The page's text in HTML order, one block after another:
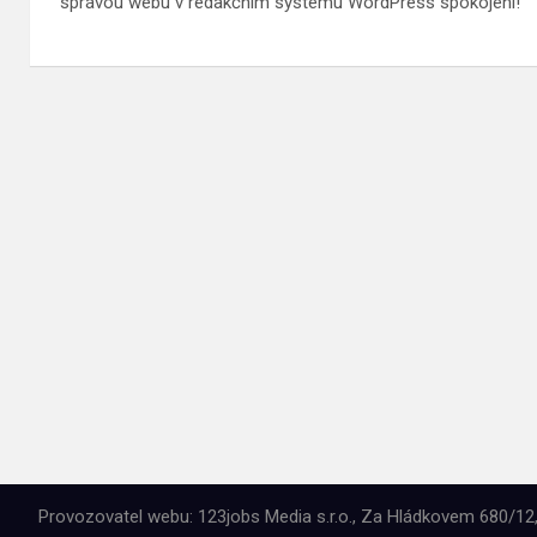
Provozovatel webu: 123jobs Media s.r.o., Za Hládkovem 680/